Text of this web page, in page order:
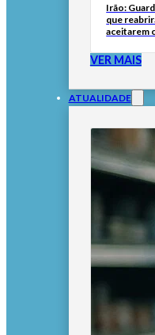
Irão:
que
aceitarem
VER MAIS
ATUALIDADE